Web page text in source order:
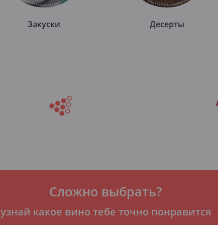
Закуски Десерты
Сложно выбрать?
узнай какое вино тебе точно понравится